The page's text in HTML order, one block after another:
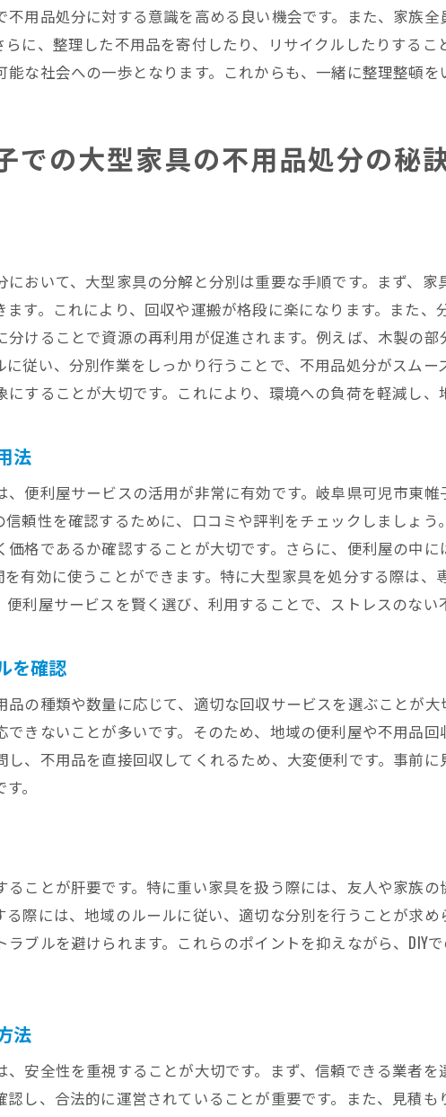
使用期限を過ぎた不用品の正しい取り扱い方を岐阜県可児
使用期限切れの食品の安全な処分
化粧品や薬品の使用期限管理法
期限切れ品の環境への影響を最小化する
不用品処分のモチベーションを保つ方法
家族全員で取り組む片付けのポイント
不用品片付け後の整理収納テクニック
スペースを有効活用するためのアイデア
用品処分に対する意識を高める良い機会です。また、家族
に、整理した不用品を寄付したり、リサイクルしたりする
な社会への一歩となります。これからも、一緒に整理整頓を
での大型家具の不用品処分の秘
おいて、大型家具の分解と分別は重要な手順です。まず、
す。これにより、回収や運搬が格段に楽になります。また
けることで資源の再利用が促進されます。例えば、木製の
従い、分別作業をしっかり行うことで、不用品処分がスム
することが大切です。これにより、環境への負荷を軽減し、
法
便利屋サービスの活用が非常に有効です。岐阜県可児市東
頼性を確認するために、口コミや評判をチェックしましょ
格であるか確認することが大切です。さらに、便利屋の中
有効に使うことができます。特に大型家具を処分する際は
利屋サービスを賢く選び、利用することで、ストレスのない
を確認
の種類や数量に応じて、適切な回収サービスを選ぶことが
きないことが多いです。そのため、地域の便利屋や不用品
、不用品を直接回収してくれるため、大変便利です。事前
。
ることが肝要です。特に重い家具を扱う際には、友人や家族
際には、地域のルールに従い、適切な分別を行うことが求
ブルを避けられます。これらのポイントを抑えながら、DIY
法
安全性を重視することが大切です。まず、信頼できる業者
し、合法的に運営されていることが重要です。また、見積